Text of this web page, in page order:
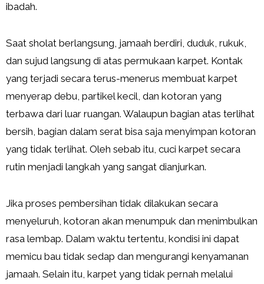
ibadah.
Saat sholat berlangsung, jamaah berdiri, duduk, rukuk,
dan sujud langsung di atas permukaan karpet. Kontak
yang terjadi secara terus-menerus membuat karpet
menyerap debu, partikel kecil, dan kotoran yang
terbawa dari luar ruangan. Walaupun bagian atas terlihat
bersih, bagian dalam serat bisa saja menyimpan kotoran
yang tidak terlihat. Oleh sebab itu, cuci karpet secara
rutin menjadi langkah yang sangat dianjurkan.
Jika proses pembersihan tidak dilakukan secara
menyeluruh, kotoran akan menumpuk dan menimbulkan
rasa lembap. Dalam waktu tertentu, kondisi ini dapat
memicu bau tidak sedap dan mengurangi kenyamanan
jamaah. Selain itu, karpet yang tidak pernah melalui